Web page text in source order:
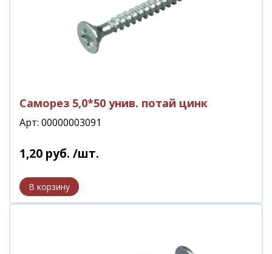
Саморез 5,0*50 унив. потай цинк
Арт: 00000003091
1,20 руб. /шт.